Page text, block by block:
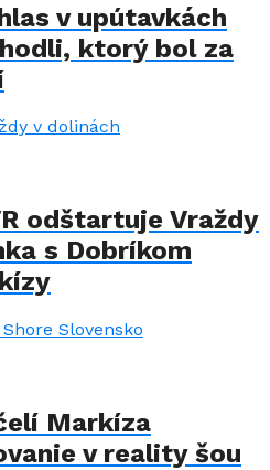
v upútavkách
ktorý bol za
odštartuje Vraždy
s Dobríkom
Markíza
v reality šou